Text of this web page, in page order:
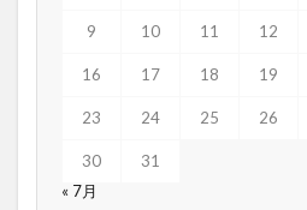
9 10 11 12
16 17 18 19
23 24 25 26
30
31
« 7月